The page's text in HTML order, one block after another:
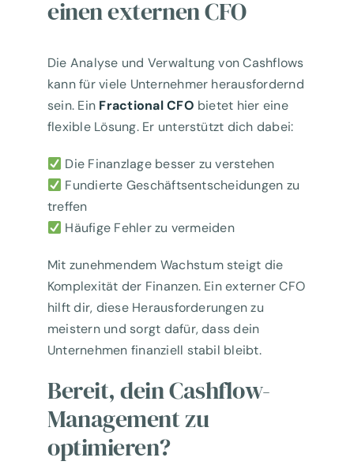
einen externen CFO
Die Analyse und Verwaltung von Cashflows
kann für viele Unternehmer herausfordernd
sein. Ein Fractional CFO bietet hier eine
flexible Lösung. Er unterstützt dich dabei:
Die Finanzlage besser zu verstehen
Fundierte Geschäftsentscheidungen zu
treffen
Häufige Fehler zu vermeiden
Mit zunehmendem Wachstum steigt die
Komplexität der Finanzen. Ein externer CFO
hilft dir, diese Herausforderungen zu
meistern und sorgt dafür, dass dein
Unternehmen finanziell stabil bleibt.
Bereit, dein Cashflow-
Management zu
optimieren?